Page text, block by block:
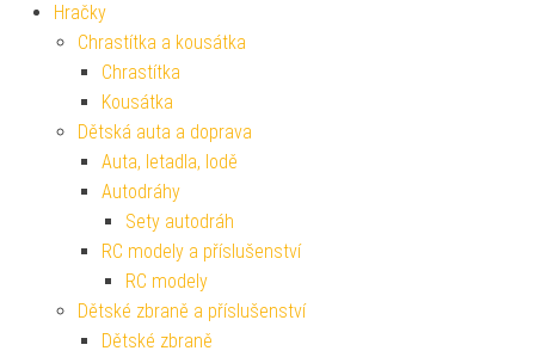
Hračky
Chrastítka a kousátka
Chrastítka
Kousátka
Dětská auta a doprava
Auta, letadla, lodě
Autodráhy
Sety autodráh
RC modely a příslušenství
RC modely
Dětské zbraně a příslušenství
Dětské zbraně